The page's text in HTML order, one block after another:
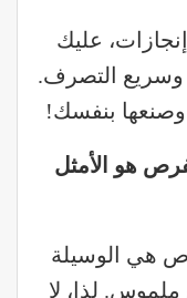
عليك
وسريع التصرف.
وصنعها بنفسك!
هو الأمثل
هي الوسيلة
ملموس. لذا، لا